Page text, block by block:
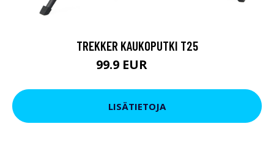
TREKKER KAUKOPUTKI T25
99.9 EUR
LISÄTIETOJA